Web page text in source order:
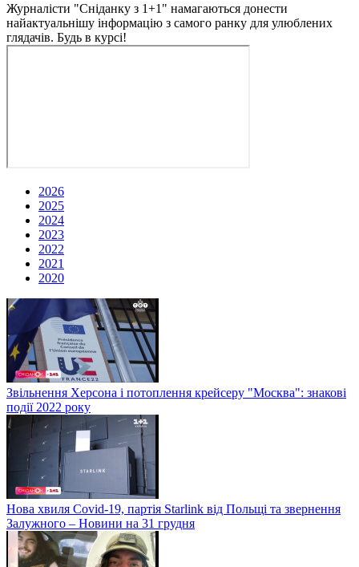
Журналісти "Сніданку з 1+1" намагаються донести
найактуальнішу інформацію з самого ранку для улюблених
глядачів. Будь в курсі!
2026
2025
2024
2023
2022
2021
2020
Звільнення Херсона і потоплення крейсеру "Москва": знакові
події 2022 року
Нова хвиля Covid-19, партія Starlink від Польщі та звернення
Залужного – Новини на 31 грудня